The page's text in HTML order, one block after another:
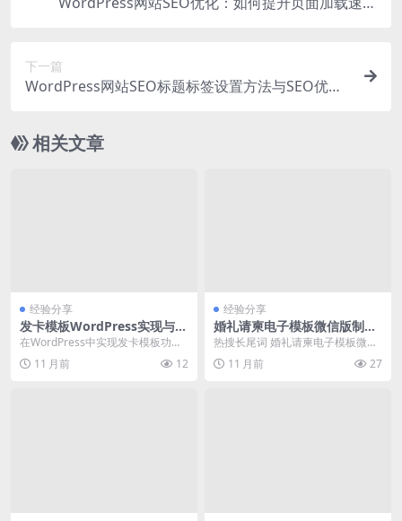
下一篇
WordPress网站SEO标题标签设置方法与SEO优化
相关文章
经验分享
发卡模板WordPress实现与S
EO优化配置教程
在WordPress中实现发卡模板功
能，并针对seo进行优化配置，需要
关注模板代...
11 月前 12
经验分享
婚礼请柬电子模板微信版制作
方法与代码示例
热搜长尾词 婚礼请柬电子模板微信
版 微信婚礼请柬电子模板制作方法
如何制作微信婚...
11 月前 27